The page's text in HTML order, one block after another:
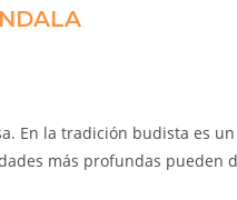
En la tradición budista es
más profundas pueden